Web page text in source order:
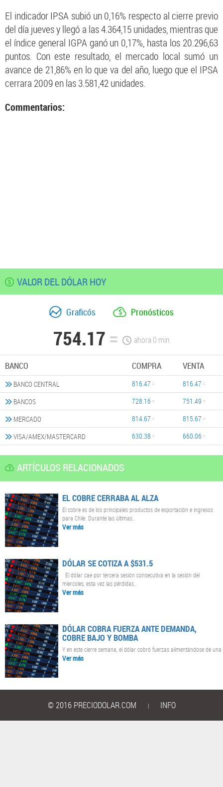
El indicador IPSA subió un 0,16% respecto al cierre previo
del día jueves y llegó a las 4.364,15 unidades, mientras que
el índice general IGPA ganó un 0,17%, hasta los 20.296,63
puntos. Con este resultado, el mercado local sumó un
avance de 21,86% en lo que va del año, luego que el IPSA
cerrara 2009 en las 3.581,42 unidades.
Commentarios:
VALOR DEL DÓLAR HOY
Graficós Pronósticos
754.17 ahora0 min
BANCO COMPRA VENTA
BANCO CENTRAL 816.47
816.47
BANCOS
728.16
751.49
MERCADO
814.67
815.67
VISA/AMEX/MASTERCARD
630.38 660.06
ARTÍCULOS RELACIONADOS
EL COBRE CERRABA AL ALZA
El cobre es de los principales productos de exportación e ingresos
para Chile. Durante las últimas..
Ver más
DÓLAR SE COTIZA A $531.5
El dólar cae por tercera sesión consecutiva en la sesión del
miercoles, esta vez las pérdidas..
Ver más
DÓLAR COBRA FUERZA ANTE DEMANDA,
COBRE BAJO Y BOMBA
Y en este cierre semana, el dólar cobró fuerzas alimentándose de
Ver más
© 2016 PRECIODOLAR.COM | INFO